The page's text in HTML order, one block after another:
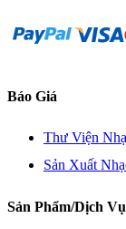
Báo Giá
Thư Viện
Sản Xuất
Sản Phẩm/Dịch Vụ